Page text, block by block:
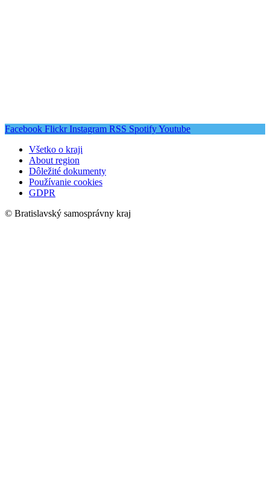
Facebook Flickr Instagram RSS SpotifyYoutube
Všetko o kraji
About region
Dôležité dokumenty
Používanie cookies
GDPR
© Bratislavský samosprávny kraj